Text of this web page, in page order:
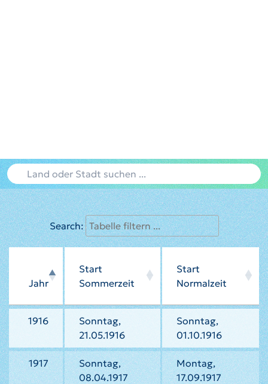
Search:
Jahr
Start
Sommerzeit
Start
Normalzeit
1916
Sonntag,
21.05.1916
Sonntag,
01.10.1916
1917
Sonntag,
08.04.1917
Montag,
17.09.1917